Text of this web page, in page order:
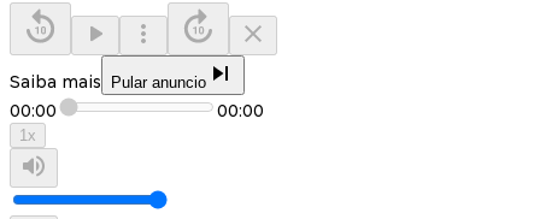
Saiba mais Pular anuncio
00:00 00:00
1x